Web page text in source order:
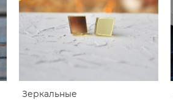
Зеркальные